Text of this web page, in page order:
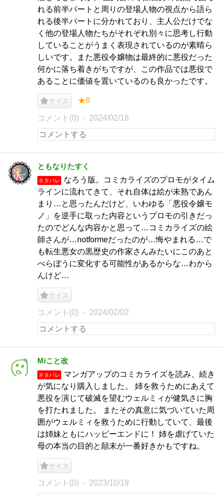
れる前半パートと周りの登場人物の視点から語ら
れる後半パートに分かれており、主人公だけでな
く他の登場人物たちがそれぞれ別々に思考し行動
していることがうまく表現されているのが素晴ら
しいです。また悪役令嬢物は最終的に悪役だった
何かに落ち着きがちですが、この作品では悪役で
あることに価値を置いているのも良かったです。
ナイス ★8
コメント(0) 2024/02/18
ともなりたすく
ネタバレ
なろう版。コミカライズのプロモがタイム
ラインに流れてきて、それ自体は絵が未熟であん
まり…と思ったんだけど、いわゆる「悪役令嬢モ
ノ」を逆手に取った内容というプロモの引きだっ
たのでどんな内容かと思って…コミカライズの絵
師さんが…notformeだったのが…悔やまれる…で
も転生悪女の黒歴史の作家さんみたいにこのあと
べらぼうに変化する可能性があるからな…わから
んけど…
ナイス
コメント(0) 2024/02/02
Miこと改
ネタバレ
マンガアップのコミカライズを読み、続き
が気になり購入しました。 姉を救うためにあえて
悪役を演じて破滅を望むウェルミィが健気さに胸
を打たれました。 またその真意に気づいていた周
囲がウェルミィを救うために行動していて、最後
は姉妹ともにハッピーエンドに！ 姉を虐げていた
母の本当の目的と顛末が一番好きかもですね。
ナイス
コメント(0) 2023/10/19